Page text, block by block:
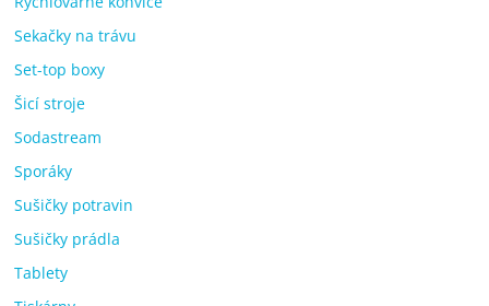
Sekačky na trávu
Set-top boxy
Šicí stroje
Sodastream
Sporáky
Sušičky potravin
Sušičky prádla
Tablety